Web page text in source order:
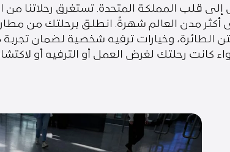
قلب المملكة المتحدة. تستغرق رحلاتنا من
أكثر مدن العالم شهرةً. انطلق برحلتك من
الطائرة، وخيارات ترفيه شخصية لضمان
كانت رحلتك لغرض العمل أو الترفيه أو